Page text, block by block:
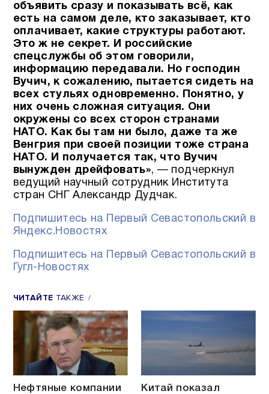
объявить сразу и показывать всё, как
есть на самом деле, кто заказывает, кто
оплачивает, какие структуры работают.
Это ж не секрет. И российские
спецслужбы об этом говорили,
информацию передавали. Но господин
Вучич, к сожалению, пытается сидеть на
всех стульях одновременно. Понятно, у
них очень сложная ситуация. Они
окружены со всех сторон странами
НАТО. Как бы там ни было, даже та же
Венгрия при своей позиции тоже страна
НАТО. И получается так, что Вучич
вынужден дрейфовать», — подчеркнул
ведущий научный сотрудник Института
стран СНГ Александр Дудчак.
Подпишитесь на Первый Севастопольский в
Яндекс.Новостях
Подпишитесь на Первый Севастопольский в
Гугл-Новостях
ЧИТАЙТЕ ТАКЖЕ
Нефтяные компании
Китай показал